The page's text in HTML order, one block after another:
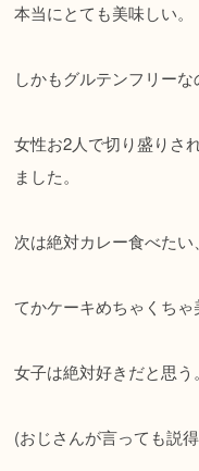
本当にとても美味しい。
しかもグルテンフリーな
女性お2人で切り盛りさ
ました。
次は絶対カレー食べたい
てかケーキめちゃくちゃ
女子は絶対好きだと思う。
(おじさんが言っても説